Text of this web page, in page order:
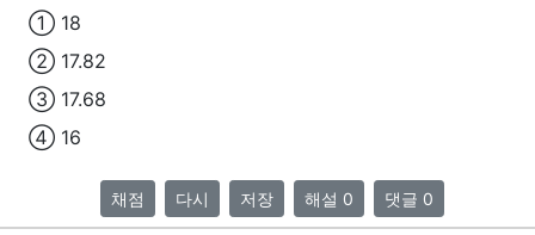
① 18
② 17.82
③ 17.68
④ 16
채점 다시 저장 해설 0 댓글 0